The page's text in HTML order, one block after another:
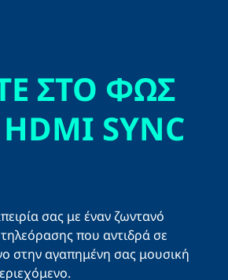
ΣΤΟ ΦΩΣ
SYNC
σας με έναν ζωντανό
που αντιδρά σε
στην αγαπημένη σας μουσική